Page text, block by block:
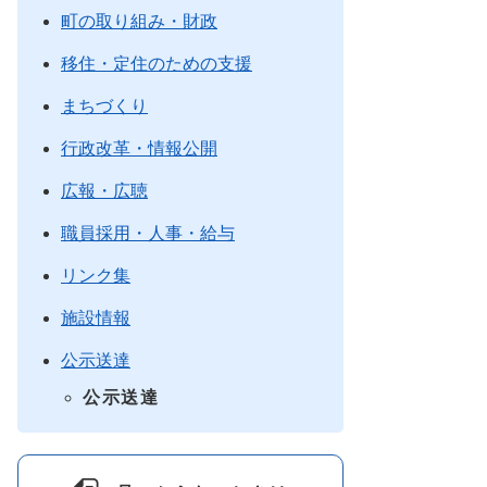
町の取り組み・財政
移住・定住のための支援
まちづくり
行政改革・情報公開
広報・広聴
職員採用・人事・給与
リンク集
施設情報
公示送達
公示送達